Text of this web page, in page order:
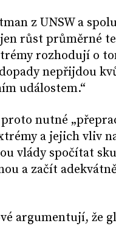
z UNSW a
růst průměrné
rozhodují o
nepřijdou
událostem.“
nutné
a jejich vliv
vlády spočítat
a začít
argumentují, že